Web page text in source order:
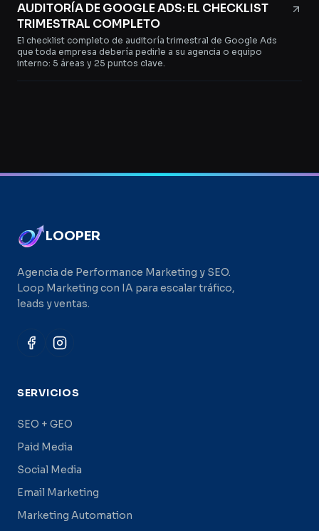
AUDITORÍA DE GOOGLE ADS: EL CHECKLIST
TRIMESTRAL COMPLETO
El checklist completo de auditoría trimestral de Google Ads
que toda empresa debería pedirle a su agencia o equipo
interno: 5 áreas y 25 puntos clave.
LOOPER
Agencia de Performance Marketing y SEO.
Loop Marketing con IA para escalar tráfico,
leads y ventas.
SERVICIOS
SEO + GEO
Paid Media
Social Media
Email Marketing
Marketing Automation